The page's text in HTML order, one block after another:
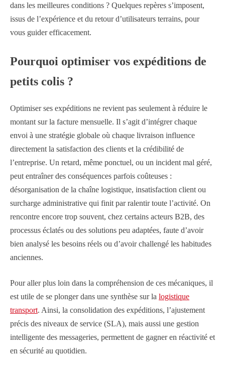
dans les meilleures conditions ? Quelques repères s’imposent,
issus de l’expérience et du retour d’utilisateurs terrains, pour
vous guider efficacement.
Pourquoi optimiser vos expéditions de
petits colis ?
Optimiser ses expéditions ne revient pas seulement à réduire le
montant sur la facture mensuelle. Il s’agit d’intégrer chaque
envoi à une stratégie globale où chaque livraison influence
directement la satisfaction des clients et la crédibilité de
l’entreprise. Un retard, même ponctuel, ou un incident mal géré,
peut entraîner des conséquences parfois coûteuses :
désorganisation de la chaîne logistique, insatisfaction client ou
surcharge administrative qui finit par ralentir toute l’activité. On
rencontre encore trop souvent, chez certains acteurs B2B, des
processus éclatés ou des solutions peu adaptées, faute d’avoir
bien analysé les besoins réels ou d’avoir challengé les habitudes
anciennes.
Pour aller plus loin dans la compréhension de ces mécaniques, il
est utile de se plonger dans une synthèse sur la logistique
transport. Ainsi, la consolidation des expéditions, l’ajustement
précis des niveaux de service (SLA), mais aussi une gestion
intelligente des messageries, permettent de gagner en réactivité et
en sécurité au quotidien.